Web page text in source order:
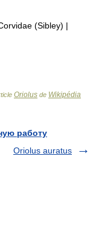
(Sibley) |
Oriolus de Wikipédia
работу
Oriolus auratus